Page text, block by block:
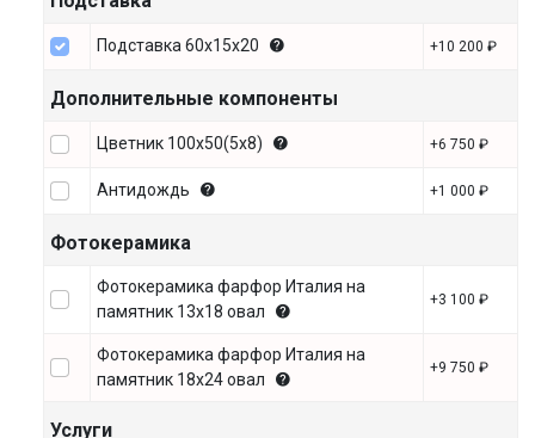
Подставка 60х15х20 +10 200 ₽
Дополнительные компоненты
Цветник 100х50(5х8) +6 750 ₽
Антидождь +1 000 ₽
Фотокерамика
Фотокерамика фарфор Италия на
памятник 13х18 овал
+3 100 ₽
Фотокерамика фарфор Италия на
памятник 18х24 овал
+9 750 ₽
Услуги